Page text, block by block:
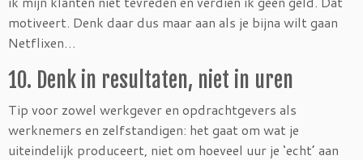
motiveert. Denk daar dus maar aan als je bijna wilt gaan
Netflixen…
10. Denk in resultaten, niet in uren
Tip voor zowel werkgever en opdrachtgevers als
werknemers en zelfstandigen: het gaat om wat je
uiteindelijk produceert, niet om hoeveel uur je ‘echt’ aan